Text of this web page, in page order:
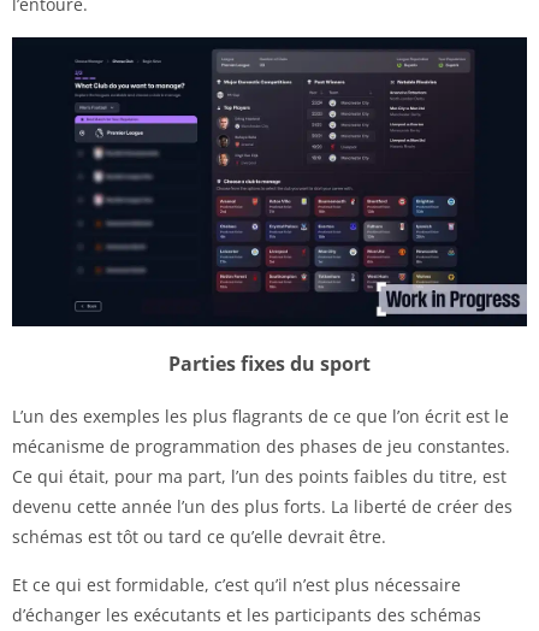
Parties fixes du sport
L’un des exemples les plus flagrants de ce que l’on écrit est le
mécanisme de programmation des phases de jeu constantes.
Ce qui était, pour ma part, l’un des points faibles du titre, est
devenu cette année l’un des plus forts. La liberté de créer des
schémas est tôt ou tard ce qu’elle devrait être.
Et ce qui est formidable, c’est qu’il n’est plus nécessaire
d’échanger les exécutants et les participants des schémas